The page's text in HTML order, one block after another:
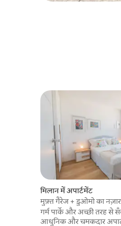
मिलान में अपार्टमेंट
मुफ़्त गैरेज + डुओमो का
बालकनी
गर्म पार्के और अच्छी तरह से
आधुनिक और चमकदार